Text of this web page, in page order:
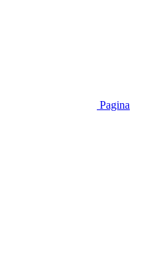
Pagina